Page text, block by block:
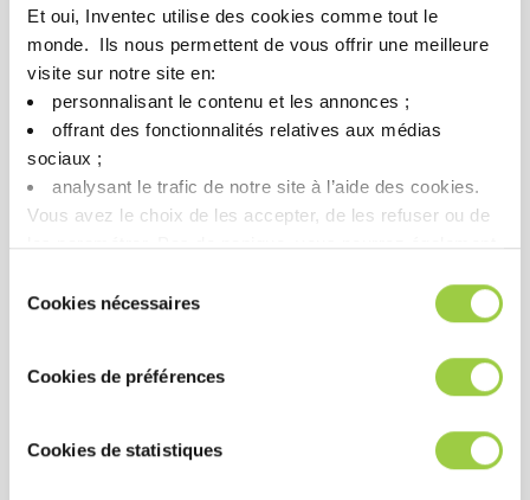
Et oui, Inventec utilise des cookies comme tout le
monde. ​ Ils nous permettent de vous offrir une meilleure
visite sur notre site en:​
personnalisant le contenu et les annonces ;​
offrant des fonctionnalités relatives aux médias
sociaux ; ​
analysant le trafic de notre site à l’aide des cookies.​
Vous avez le choix de les accepter, de les refuser ou de
les paramétrer.​ Pas de panique, vous pourrez également
cookies.​ ​ ​
duCookies nécessaires
Cookies de préférences
Cookies de statistiques
行焊接